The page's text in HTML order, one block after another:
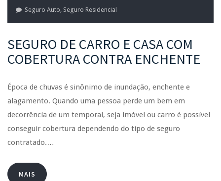
Seguro Auto Seguro Residencial
SEGURO DE CARRO E CASA COM
COBERTURA CONTRA ENCHENTE
Época de chuvas é sinônimo de inundação, enchente e
alagamento. Quando uma pessoa perde um bem em
decorrência de um temporal, seja imóvel ou carro é possível
conseguir cobertura dependendo do tipo de seguro
contratado.…
MAIS